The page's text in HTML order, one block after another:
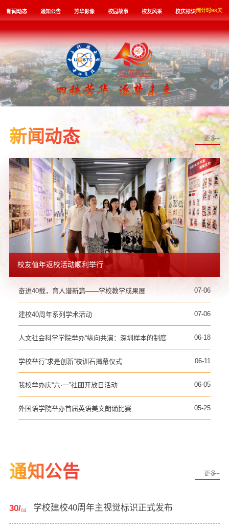
新闻动态 通知公告 芳华影像 校园故事 校友风采 校庆标识倒计时98天
新闻动态 更多+
校友值年返校活动顺利举行
奋进40载，育人谱新篇——学校教学成果展 07-06
建校40周年系列学术活动 07-06
人文社会科学学院举办“纵向共演：深圳样本的制度创新之路”专题讲座 06-18
学校举行“求是创新”校训石揭幕仪式 06-11
我校举办庆“六·一”社团开放日活动 06-05
外国语学院举办首届英语美文朗诵比赛 05-25
通知公告 更多+
30/04 学校建校40周年主视觉标识正式发布